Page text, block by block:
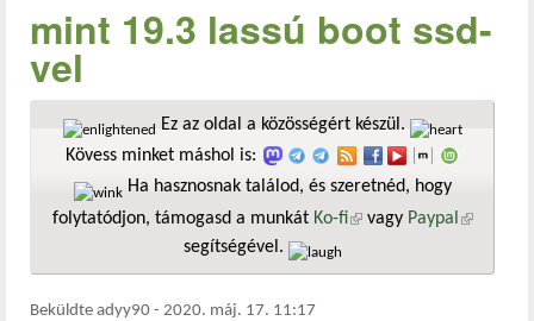
mint 19.3 lassú boot ssd-
vel
Ez az oldal a közösségért készül.
Kövess minket máshol is:
Ha hasznosnak találod, és szeretnéd, hogy
folytatódjon, támogasd a munkát Ko-fi(külső hivatkozás)
vagy Paypal
segítségével.
Beküldte adyy90 - 2020. máj. 17. 11:17